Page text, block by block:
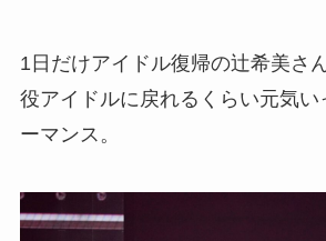
1日だけアイドル復帰の辻希美さ
役アイドルに戻れるくらい元気い
ーマンス。